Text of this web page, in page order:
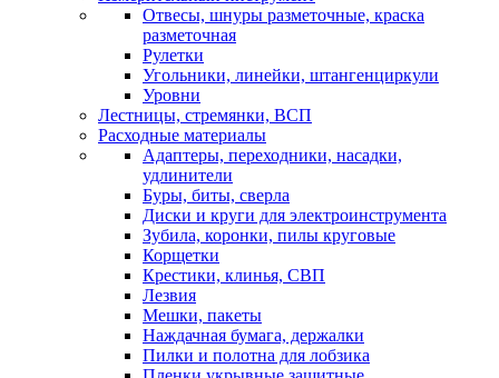
Отвесы, шнуры разметочные, краска
разметочная
Рулетки
Угольники, линейки, штангенциркули
Уровни
Лестницы, стремянки, ВСП
Расходные материалы
Адаптеры, переходники, насадки,
удлинители
Буры, биты, сверла
Диски и круги для электроинструмента
Зубила, коронки, пилы круговые
Корщетки
Крестики, клинья, СВП
Лезвия
Мешки, пакеты
Наждачная бумага, держалки
Пилки и полотна для лобзика